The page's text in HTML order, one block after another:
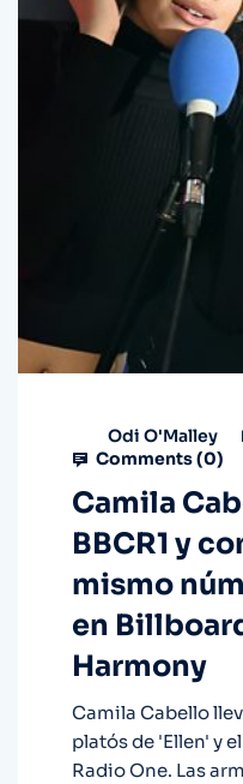
Odi O'Malley
Comments (0)
Camila
BBCR1 y
mismo
en
Harmony
Camila Cabello
platós de 'Ellen' y
Radio One. Las